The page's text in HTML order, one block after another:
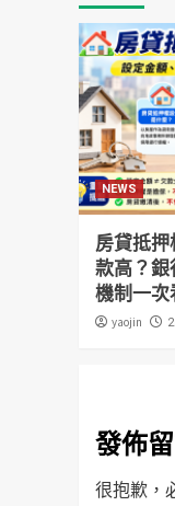
NEWS
房貸抵
款高？銀
機制一次
yaojin
發佈
很抱歉，